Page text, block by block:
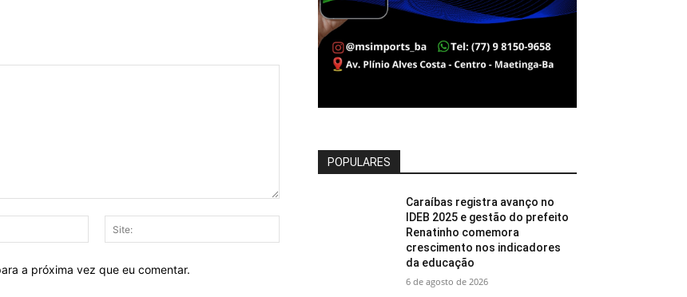
mail:
a próxima vez que eu comentar.
POPULARES
Caraíbas registra avanço no
IDEB 2025 e gestão do prefeito
Renatinho comemora
crescimento nos indicadores
da educação
6 de agosto de 2026